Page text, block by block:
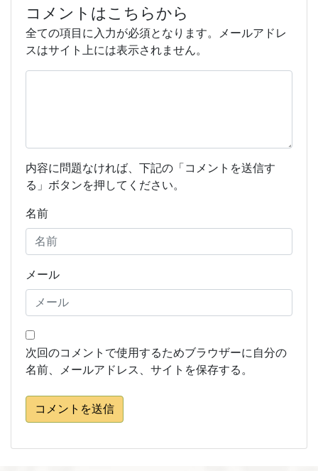
コメントはこちらから
全ての項目に入力が必須となります。メールアドレ
スはサイト上には表示されません。
内容に問題なければ、下記の「コメントを送信す
る」ボタンを押してください。
名前
メール
次回のコメントで使用するためブラウザーに自分の
名前、メールアドレス、サイトを保存する。
コメントを送信